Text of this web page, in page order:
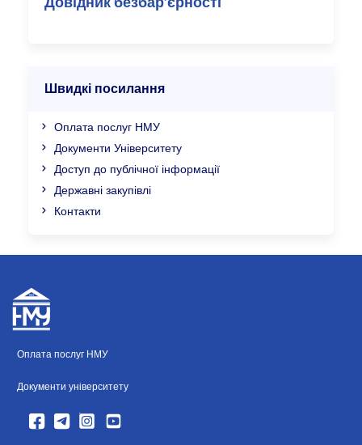
Довідник безбар’єрності
Швидкі посилання
Оплата послуг НМУ
Документи Університету
Доступ до публічної інформації
Державні закупівлі
Контакти
Оплата послуг НМУ
Документи університету